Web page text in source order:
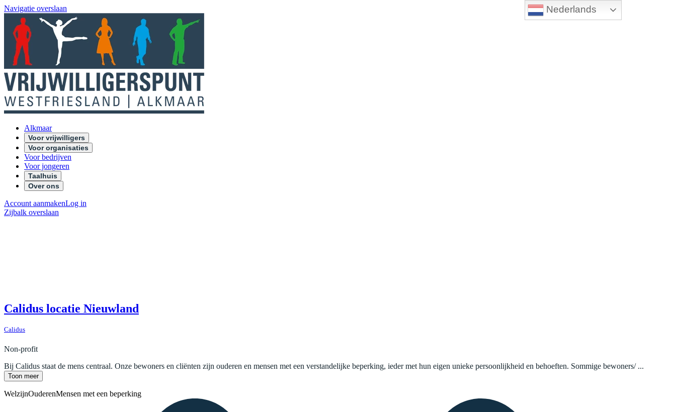
Nederlands
Navigatie overslaan
Alkmaar
Voor vrijwilligers
Voor organisaties
Voor bedrijven
Voor jongeren
Taalhuis
Over ons
Account aanmakenLog in
Zijbalk overslaan
Calidus locatie Nieuwland
Calidus
Non-profit
Bij Calidus staat de mens centraal. Onze bewoners en cliënten zijn ouderen en mensen met een verstandelijke beperking, ieder met hun eigen unieke persoonlijkheid en behoeften. Sommige bewoners/ ...
Toon meer
WelzijnOuderenMensen met een beperking